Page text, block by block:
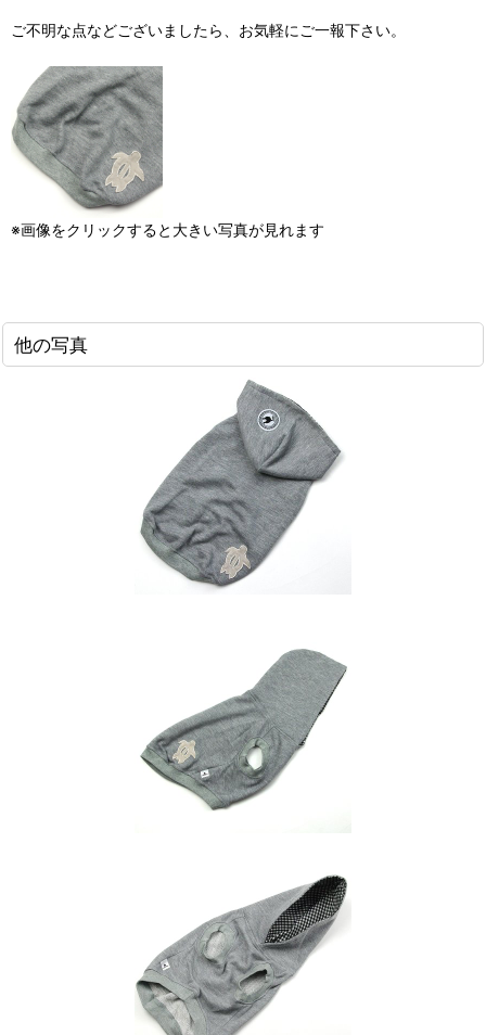
ご不明な点などございましたら、お気軽にご一報下さい。
※画像をクリックすると大きい写真が見れます
他の写真